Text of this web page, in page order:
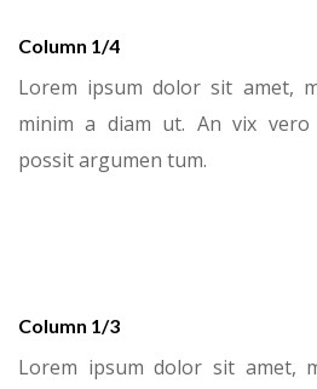
Column 1/4
Lorem ipsum dolor sit amet,
minim a diam ut. An vix vero
possit argumen tum.
Column 1/3
Lorem ipsum dolor sit amet,